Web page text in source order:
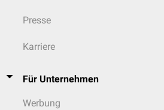
Presse
Karriere
Für Unternehmen
Werbung